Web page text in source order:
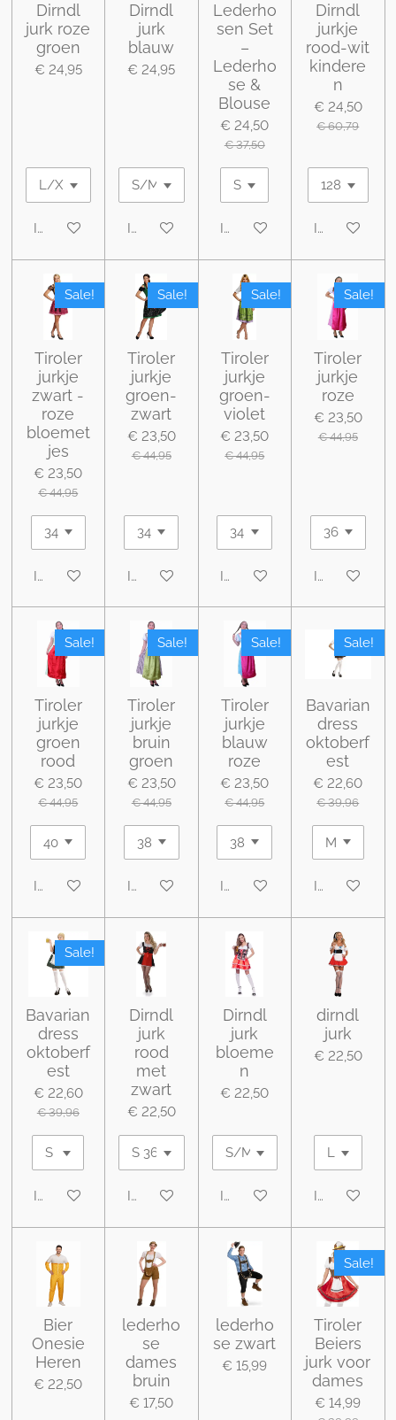
Dirndl
jurk roze
groen
€ 24,95
In winkelwagen
Dirndl
jurk
blauw
€ 24,95
In winkelwagen
Lederho
sen Set
–
Lederho
se &
Blouse
€ 24,50
€ 37,50
In winkelwagen
Dirndl
jurkje
rood-wit
kindere
n
€ 24,50
€ 60,79
In
Sale!
Tiroler
jurkje
zwart -
roze
bloemet
jes
€ 23,50
€ 44,95
In winkelwagen
Sale!
Tiroler
jurkje
groen-
zwart
€ 23,50
€ 44,95
In winkelwagen
Sale!
Tiroler
jurkje
groen-
violet
€ 23,50
€ 44,95
In winkelwagen
Sale!
Tiroler
jurkje
roze
€ 23,50
€ 44,95
In
Sale!
Tiroler
jurkje
groen
rood
€ 23,50
€ 44,95
In winkelwagen
Sale!
Tiroler
jurkje
bruin
groen
€ 23,50
€ 44,95
In winkelwagen
Sale!
Tiroler
jurkje
blauw
roze
€ 23,50
€ 44,95
In winkelwagen
Sale!
Bavarian
dress
oktoberf
est
€ 22,60
€ 39,96
In
Sale!
Bavarian
dress
oktoberf
est
€ 22,60
€ 39,96
In winkelwagen
Dirndl
jurk
rood
met
zwart
€ 22,50
In winkelwagen
Dirndl
jurk
bloeme
n
€ 22,50
In winkelwagen
dirndl
jurk
€ 22,50
In
Bier
Onesie
Heren
€ 22,50
lederho
se
dames
bruin
€ 17,50
lederho
se zwart
€ 15,99
Sale!
Tiroler
Beiers
jurk voor
dames
€ 14,99